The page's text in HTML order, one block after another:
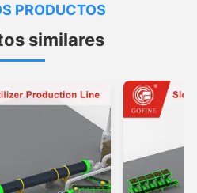
PRODUCTOS
similares